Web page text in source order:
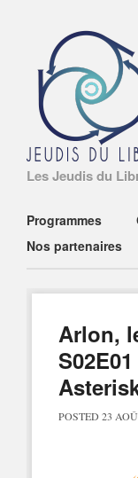
Les Jeudis du
Main menu
Skip
to
content
Programmes
Nos partenaires
Arlon,
POSTED 23